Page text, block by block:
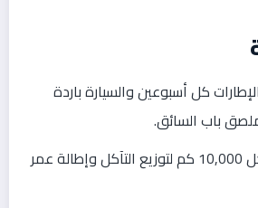
كل أسبوعين والسيارة باردة
ملصق باب السائق.
دوّر الإطارات كل 10,000 كم لتوزيع التآكل وإطالة عمر